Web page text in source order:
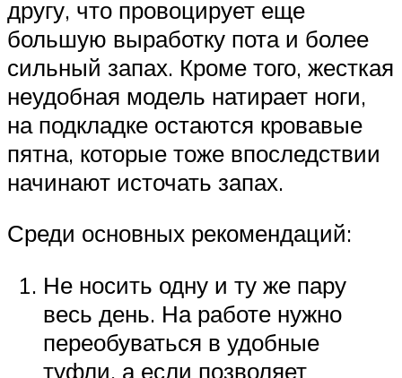
другу, что провоцирует еще
большую выработку пота и более
сильный запах. Кроме того, жесткая
неудобная модель натирает ноги,
на подкладке остаются кровавые
пятна, которые тоже впоследствии
начинают источать запах.
Среди основных рекомендаций:
Не носить одну и ту же пару
весь день. На работе нужно
переобуваться в удобные
туфли, а если позволяет